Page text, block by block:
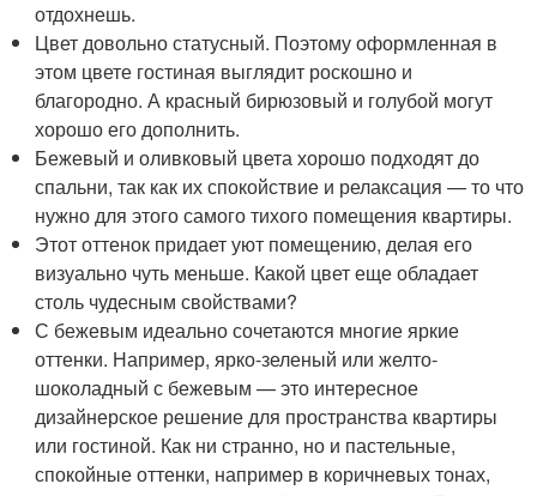
отдохнешь.
Цвет довольно статусный. Поэтому оформленная в
этом цвете гостиная выглядит роскошно и
благородно. А красный бирюзовый и голубой могут
хорошо его дополнить.
Бежевый и оливковый цвета хорошо подходят до
спальни, так как их спокойствие и релаксация — то что
нужно для этого самого тихого помещения квартиры.
Этот оттенок придает уют помещению, делая его
визуально чуть меньше. Какой цвет еще обладает
столь чудесным свойствами?
С бежевым идеально сочетаются многие яркие
оттенки. Например, ярко-зеленый или желто-
шоколадный с бежевым — это интересное
дизайнерское решение для пространства квартиры
или гостиной. Как ни странно, но и пастельные,
спокойные оттенки, например в коричневых тонах,